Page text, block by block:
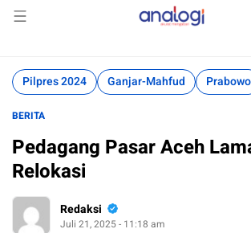
Analogi
Akurat Mengabari
Pilpres 2024 Ganjar-Mahfud Prabowo
BERITA
Pedagang Pasar Aceh
Relokasi
Redaksi
Juli 21, 2025 - 11:18 am